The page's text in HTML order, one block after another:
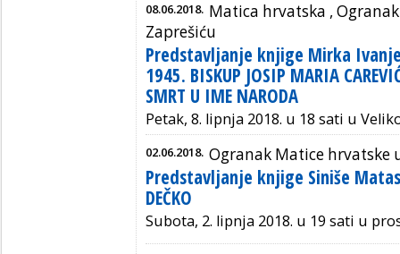
08.06.2018. Matica hrvatska ,
Zaprešiću
Predstavljanje knjige Mirka
1945. BISKUP JOSIP MARIA
SMRT U IME NARODA
Petak, 8. lipnja 2018. u 18 sati u
02.06.2018. Ogranak Matice hrvatske
Predstavljanje knjige Siniše
DEČKO
Subota, 2. lipnja 2018. u 19 sati u